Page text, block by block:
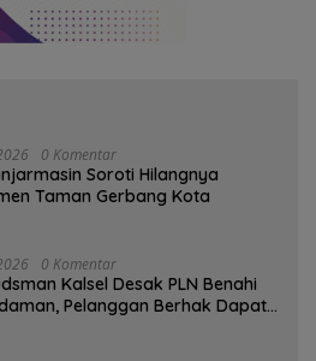
0 Komentar
Soroti Hilangnya
Taman Gerbang Kota
0 Komentar
Kalsel Desak PLN Benahi
Pelanggan Berhak Dapat